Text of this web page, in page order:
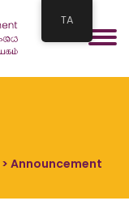
> Announcement
TA